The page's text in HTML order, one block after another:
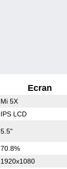
Ecran
Mi 5X
IPS LCD
5.5"
70.8%
1920x1080